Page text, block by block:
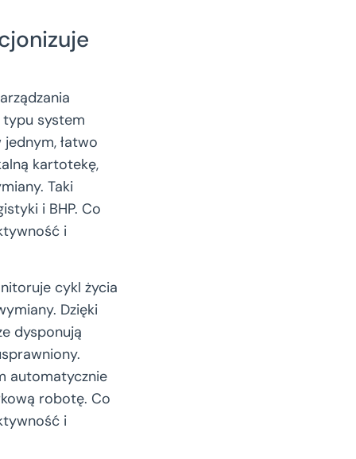
typu system
łatwo
kartotekę,
Taki
i BHP. Co
i
cykl życia
Dzięki
dysponują
automatycznie
robotę. Co
i